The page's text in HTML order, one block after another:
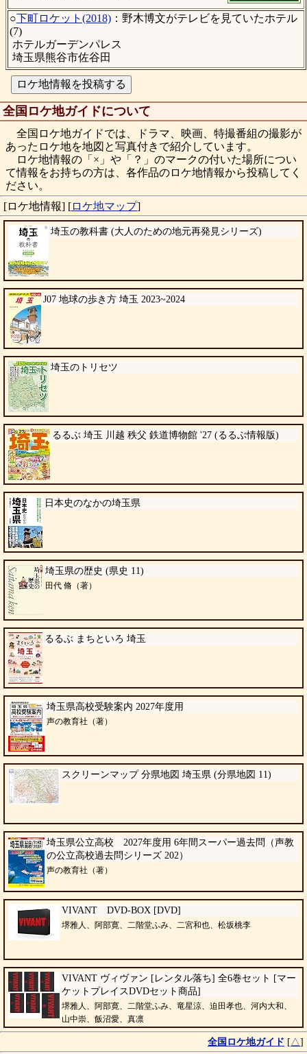
○下町ロケット(2018)：野木博文がテレビを見ていたホテル
(7)
ホテルガーデンパレス
埼玉県熊谷市佐谷田
全国ロケ地ガイドについて
全国ロケ地ガイドでは、ドラマ、映画、特撮番組の撮影が
あったロケ地を地図と写真付きで紹介しています。
ロケ地情報の「×」や「？」のマークの付いた場所につい
て情報をお持ちの方は、各作品のロケ地情報から投稿してく
ださい。
[ロケ地情報] [ロケ地マップ]
埼玉の教科書 (大人のための地元再発見シリーズ)
J07 地球の歩き方 埼玉 2023~2024
埼玉のトリセツ
るるぶ 埼玉 川越 秩父 鉄道博物館 '27 (るるぶ情報版)
日本史のなかの埼玉県
埼玉県の歴史 (県史 11)
田代 脩（著）
るるぶ まちといろ 埼玉
埼玉県高校受験案内 2027年度用
声の教育社（著）
スクリーンマップ 分県地図 埼玉県 (分県地図 11)
埼玉県公立高校 2027年度用 6年間スーパー過去問（声教
の公立高校過去問シリーズ 202）
声の教育社（著）
VIVANT DVD-BOX [DVD]
堺雅人、阿部寛、二階堂ふみ、二宮和也、松坂桃李
VIVANT ヴィヴァン [レンタル落ち] 全6巻セット [マー
ケットプレイスDVDセット商品]
堺雅人、阿部寛、二階堂ふみ、竜星涼、迫田孝也、河内大和、
山中崇、飯沼愛、真凛
全国ロケ地ガイド [ △]